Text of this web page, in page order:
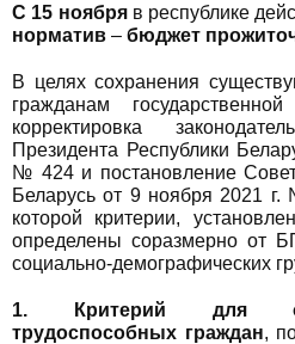
С 15 ноября в республике
норматив – бюджет
В целях сохранения
гражданам
корректировка
Президента Республики
№ 424 и постановление
Беларусь от 9 ноября 2021
которой критерии,
определены соразмерно от
социально-демографических
1. Критерий для
трудоспособных граждан,